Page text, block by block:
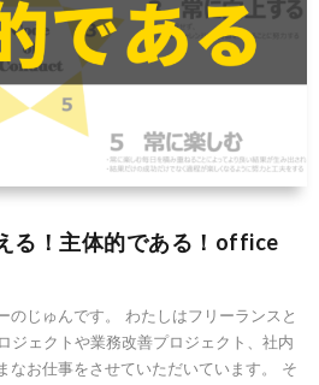
る！主体的である！office
のじゅんです。 わたしはフリーランスと
ジェクトや業務改善プロジェクト、社内
なお仕事をさせていただいています。 そ